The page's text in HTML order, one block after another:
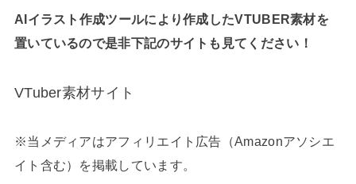
AIイラスト作成ツールにより作成したVTUBER素材を
置いているので是非下記のサイトも見てください！
VTuber素材サイト
※当メディアはアフィリエイト広告（Amazonアソシエ
イト含む）を掲載しています。